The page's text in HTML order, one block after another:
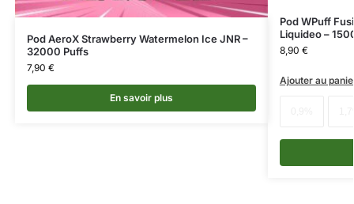
Pod AeroX Strawberry Watermelon Ice JNR –
32000 Puffs
7,90 €
En savoir plus
Pod WPuff
Liquideo –
8,90 €
Ajouter au